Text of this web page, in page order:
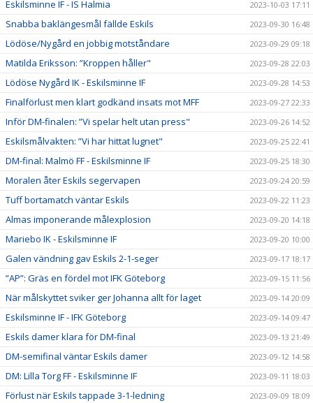
Eskilsminne IF - IS Halmia 2023-10-03 17:11
Snabba baklängesmål fällde Eskils 2023-09-30 16:48
Lödöse/Nygård en jobbig motståndare 2023-09-29 09:18
Matilda Eriksson: ”Kroppen håller" 2023-09-28 22:03
Lödöse Nygård IK - Eskilsminne IF 2023-09-28 14:53
Finalförlust men klart godkänd insats mot MFF 2023-09-27 22:33
Inför DM-finalen: ”Vi spelar helt utan press" 2023-09-26 14:52
Eskilsmålvakten: ”Vi har hittat lugnet" 2023-09-25 22:41
DM-final: Malmö FF - Eskilsminne IF 2023-09-25 18:30
Moralen åter Eskils segervapen 2023-09-24 20:59
Tuff bortamatch väntar Eskils 2023-09-22 11:23
Almas imponerande målexplosion 2023-09-20 14:18
Mariebo IK - Eskilsminne IF 2023-09-20 10:00
Galen vändning gav Eskils 2-1-seger 2023-09-17 18:17
”AP”: Gräs en fördel mot IFK Göteborg 2023-09-15 11:56
När målskyttet sviker ger Johanna allt för laget 2023-09-14 20:09
Eskilsminne IF - IFK Göteborg 2023-09-14 09:47
Eskils damer klara för DM-final 2023-09-13 21:49
DM-semifinal väntar Eskils damer 2023-09-12 14:58
DM: Lilla Torg FF - Eskilsminne IF 2023-09-11 18:03
Förlust när Eskils tappade 3-1-ledning 2023-09-09 18:09